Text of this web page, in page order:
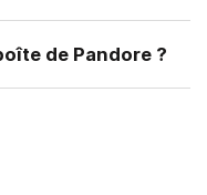
de Pandore ?